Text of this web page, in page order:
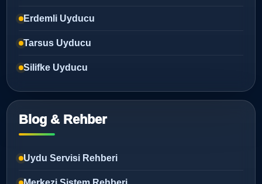
Erdemli Uyducu
Tarsus Uyducu
Silifke Uyducu
Blog & Rehber
Uydu Servisi Rehberi